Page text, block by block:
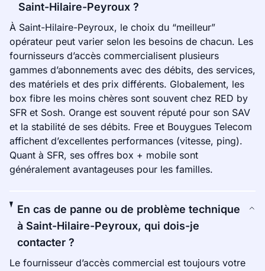
Saint-Hilaire-Peyroux ?
À Saint-Hilaire-Peyroux, le choix du “meilleur”
opérateur peut varier selon les besoins de chacun. Les
fournisseurs d’accès commercialisent plusieurs
gammes d’abonnements avec des débits, des services,
des matériels et des prix différents. Globalement, les
box fibre les moins chères sont souvent chez RED by
SFR et Sosh. Orange est souvent réputé pour son SAV
et la stabilité de ses débits. Free et Bouygues Telecom
affichent d’excellentes performances (vitesse, ping).
Quant à SFR, ses offres box + mobile sont
généralement avantageuses pour les familles.
En cas de panne ou de problème technique
à Saint-Hilaire-Peyroux, qui dois-je
contacter ?
Le fournisseur d’accès commercial est toujours votre